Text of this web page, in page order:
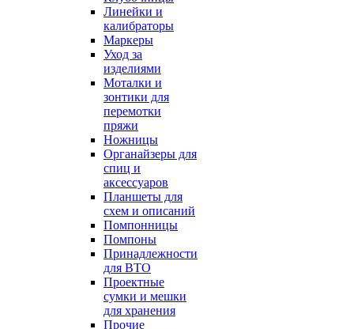
Линейки и
калибраторы
Маркеры
Уход за
изделиями
Моталки и
зонтики для
перемотки
пряжи
Ножницы
Органайзеры для
спиц и
аксессуаров
Планшеты для
схем и описаний
Помпонницы
Помпоны
Принадлежности
для ВТО
Проектные
сумки и мешки
для хранения
Прочие